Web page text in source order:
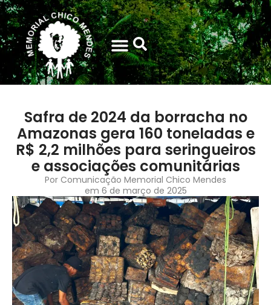
Safra de 2024 da borracha no
Amazonas gera 160 toneladas e
R$ 2,2 milhões para seringueiros
e associações comunitárias
Por Comunicação Memorial Chico Mendes
em 6 de março de 2025